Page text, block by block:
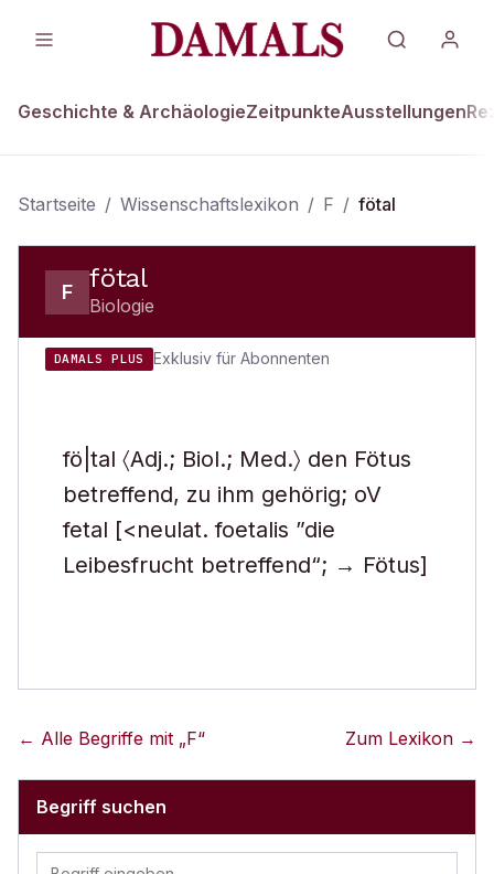
Geschichte & ArchäologieZeitpunkteAusstellungen
Startseite / Wissenschaftslexikon / F / fötal
F fötal
Biologie
DAMALS PLUS Exklusiv für Abonnenten
fö|tal 〈Adj.; Biol.; Med.〉 den Fötus
betreffend, zu ihm gehörig; oV
fetal [<neulat. foetalis ”die
Leibesfrucht betreffend“; → Fötus]
← Alle Begriffe mit „F“ Zum Lexikon →
Begriff suchen